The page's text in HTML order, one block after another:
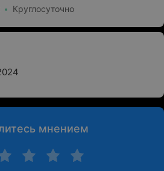
Круглосуточно
мнением